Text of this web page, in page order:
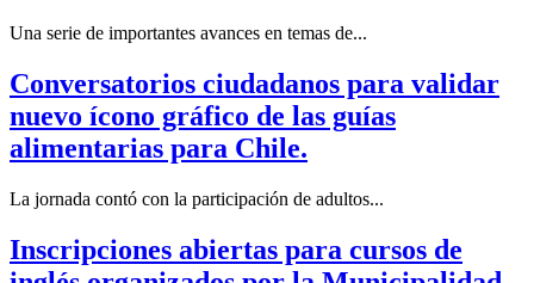
Una serie de importantes avances en temas de...
Conversatorios ciudadanos para validar
nuevo ícono gráfico de las guías
alimentarias para Chile.
La jornada contó con la participación de adultos...
Inscripciones abiertas para cursos de